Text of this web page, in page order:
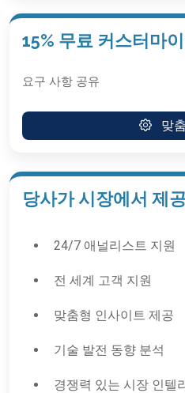
15% 무료 커스터마
요구 사항 공유
맞
당사가 시장에서 제
24/7 애널리스트 지원
전 세계 고객 지원
맞춤형 인사이트 제공
기술 발전 동향 분석
경쟁력 있는 시장 인텔